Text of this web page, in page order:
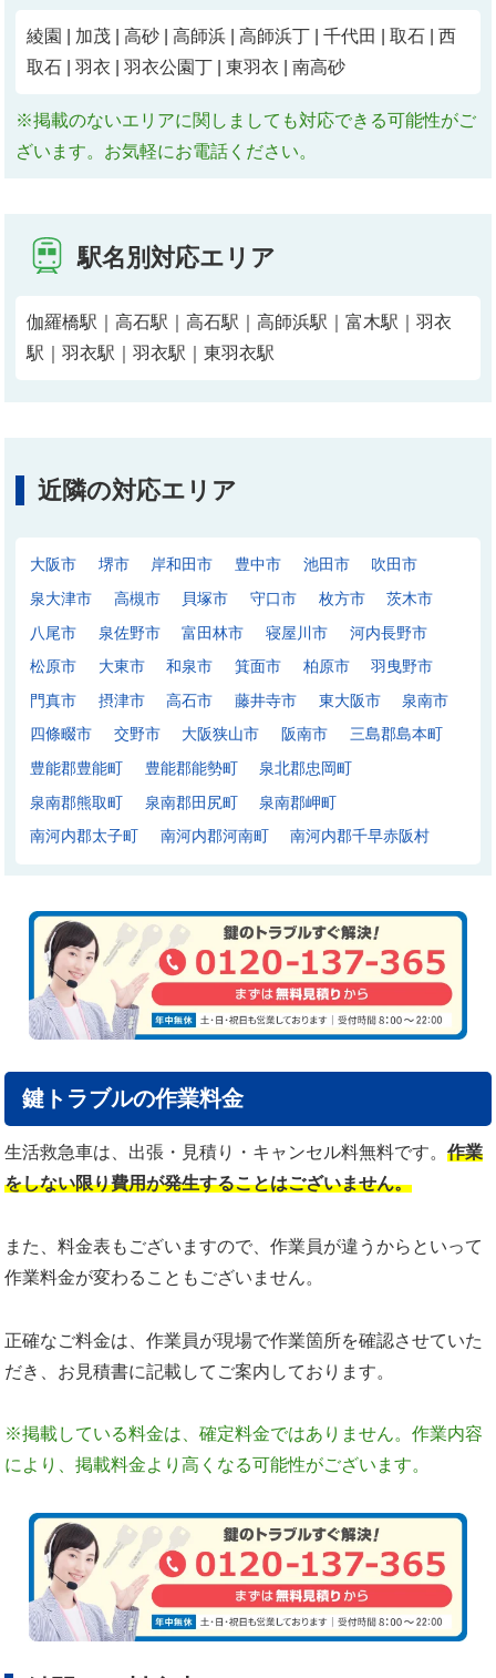
綾園 | 加茂 | 高砂 | 高師浜 | 高師浜丁 | 千代田 | 取石 | 西
取石 | 羽衣 | 羽衣公園丁 | 東羽衣 | 南高砂
※掲載のないエリアに関しましても対応できる可能性がご
ざいます。お気軽にお電話ください。
駅名別対応エリア
伽羅橋駅｜高石駅｜高石駅｜高師浜駅｜富木駅｜羽衣
駅｜羽衣駅｜羽衣駅｜東羽衣駅
近隣の対応エリア
大阪市 堺市 岸和田市 豊中市 池田市
吹田市
泉大津市
高槻市 貝塚市 守口市 枚方市
茨木市
八尾市
泉佐野市 富田林市 寝屋川市
河内長野市
松原市
大東市 和泉市 箕面市 柏原市
羽曳野市
門真市
摂津市 高石市 藤井寺市 東大阪市
泉南市
四條畷市
交野市 大阪狭山市 阪南市
三島郡島本町
豊能郡豊能町
豊能郡能勢町
泉北郡忠岡町
泉南郡熊取町
泉南郡田尻町
泉南郡岬町
南河内郡太子町
南河内郡河南町 南河内郡千早赤阪村
鍵トラブルの作業料金
生活救急車は、出張・見積り・キャンセル料無料です。作業
をしない限り費用が発生することはございません。
また、料金表もございますので、作業員が違うからといって
作業料金が変わることもございません。
正確なご料金は、作業員が現場で作業箇所を確認させていた
だき、お見積書に記載してご案内しております。
※掲載している料金は、確定料金ではありません。作業内容
により、掲載料金より高くなる可能性がございます。